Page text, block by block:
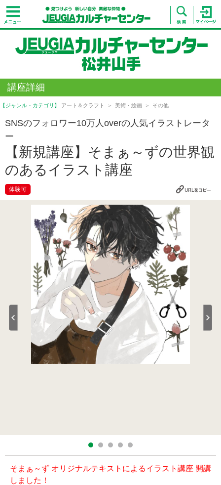
講座詳細
【ジャンル・カテゴリ】 アート＆クラフト 美術・絵画 その他
SNSのフォロワー10万人overの人気イラストレータ
ー
【新規講座】そまぁ～ずの世界観
のあるイラスト講座
体験可
そまぁ～ず オリジナルテキストによるイラスト講座 開講
しました！